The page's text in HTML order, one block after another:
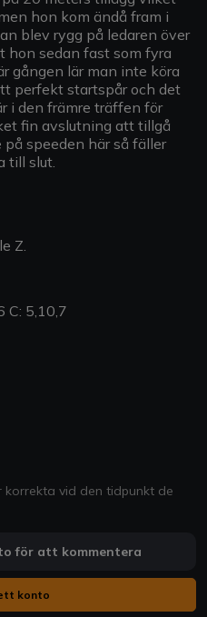
hon kom ändå fram i
blev rygg på ledaren över
hon sedan fast som fyra
gången lär man inte köra
perfekt startspår och det
i den främre träffen för
fin avslutning att tillgå
speeden här så fäller
till slut.
Z.
C: 5,10,7
vid den tidpunkt de
för att kommentera
konto